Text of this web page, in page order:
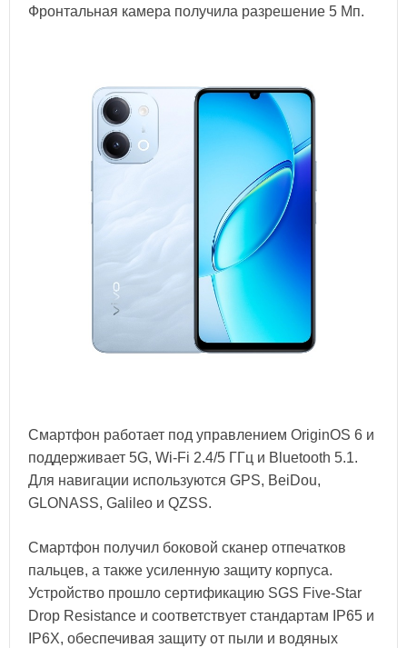
Фронтальная камера получила разрешение 5 Мп.
Смартфон работает под управлением OriginOS 6 и
поддерживает 5G, Wi-Fi 2.4/5 ГГц и Bluetooth 5.1.
Для навигации используются GPS, BeiDou,
GLONASS, Galileo и QZSS.
Смартфон получил боковой сканер отпечатков
пальцев, а также усиленную защиту корпуса.
Устройство прошло сертификацию SGS Five-Star
Drop Resistance и соответствует стандартам IP65 и
IP6X, обеспечивая защиту от пыли и водяных